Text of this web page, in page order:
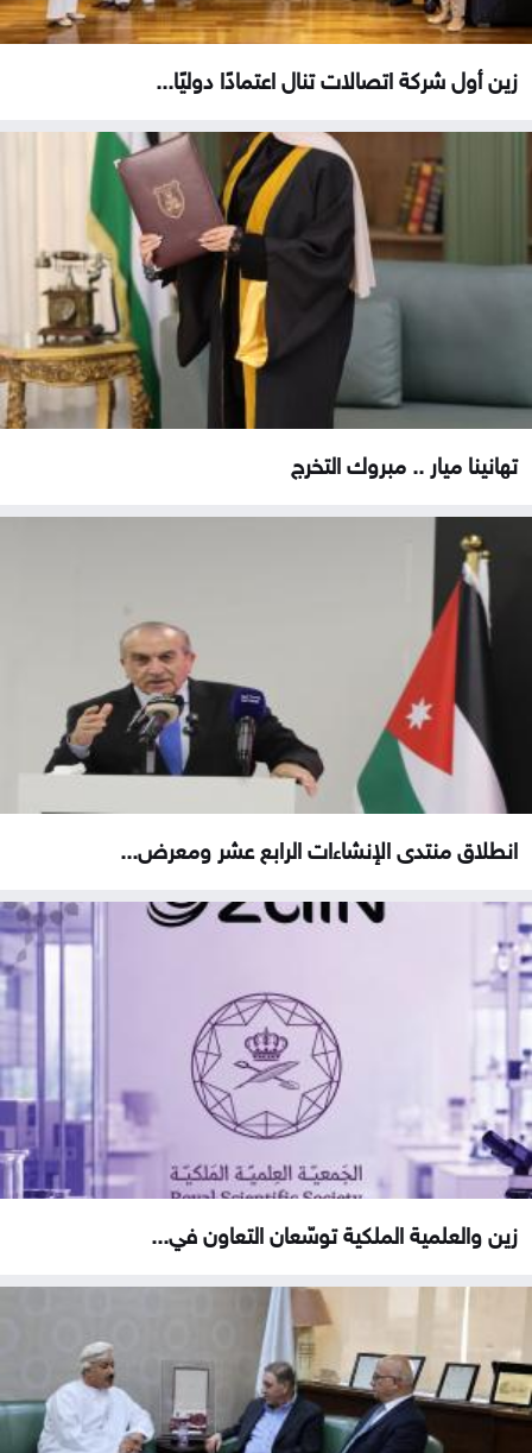
زين أول شركة اتصالات تنال اعتمادًا دوليًا...
تهانينا ميار .. مبروك التخرج
انطلاق منتدى الإنشاءات الرابع عشر ومعرض...
زين والعلمية الملكية توسّعان التعاون في...